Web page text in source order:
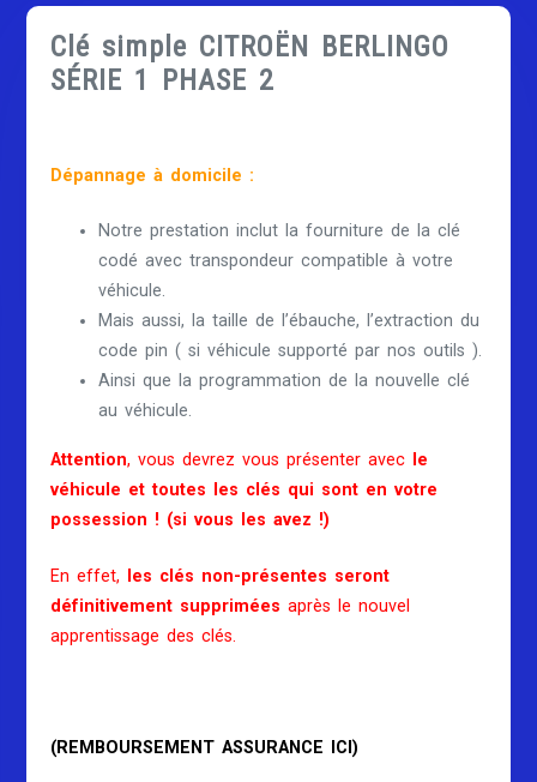
Clé simple CITROËN BERLINGO
SÉRIE 1 PHASE 2
Dépannage à domicile :
Notre prestation inclut la fourniture de la clé
codé avec transpondeur compatible à votre
véhicule.
Mais aussi, la taille de l’ébauche, l’extraction du
code pin ( si véhicule supporté par nos outils ).
Ainsi que la programmation de la nouvelle clé
au véhicule.
Attention, vous devrez vous présenter avec le
véhicule et toutes les clés qui sont en votre
possession ! (si vous les avez !)
En effet, les clés non-présentes seront
définitivement supprimées après le nouvel
apprentissage des clés.
(REMBOURSEMENT ASSURANCE ICI)